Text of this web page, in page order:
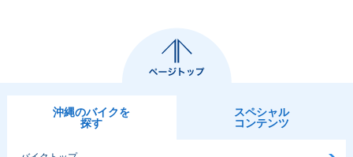
沖縄のバイクを
探す
スペシャル
コンテンツ